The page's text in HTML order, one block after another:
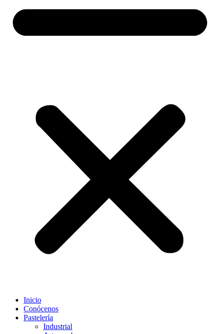
Inicio
Conócenos
Pastelería
Industrial